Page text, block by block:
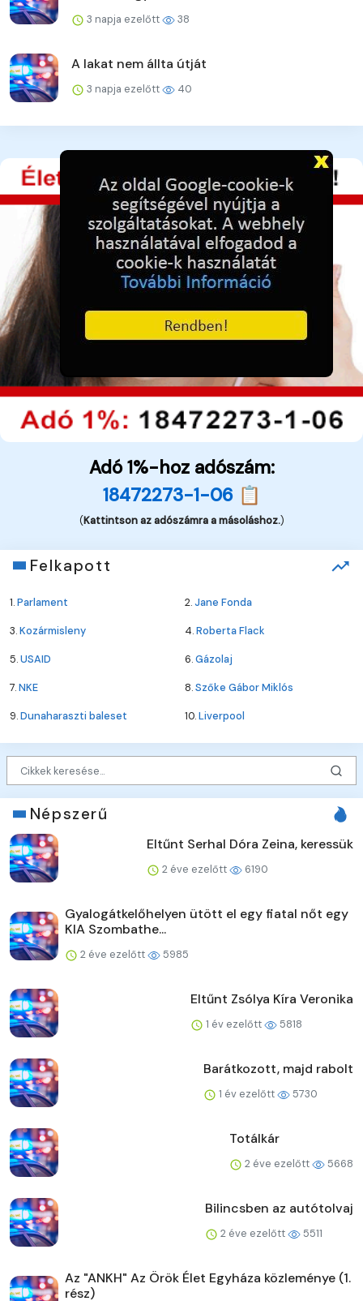
3 napja ezelőtt 38
A lakat nem állta útját
3 napja ezelőtt 40
Adó 1%-hoz adószám:
18472273-1-06 📋
(Kattintson az adószámra a másoláshoz.)
Felkapott
1.Parlament 2.Jane Fonda
3.Kozármisleny 4.Roberta Flack
5.USAID 6.Gázolaj
7.NKE 8.Szőke Gábor Miklós
9.Dunaharaszti baleset 10.Liverpool
Népszerű
Eltűnt Serhal Dóra Zeina, keressük
2 éve ezelőtt 6190
Gyalogátkelőhelyen ütött el egy fiatal nőt egy
KIA Szombathe...
2 éve ezelőtt 5985
Eltűnt Zsólya Kíra Veronika
1 év ezelőtt 5818
Barátkozott, majd rabolt
1 év ezelőtt 5730
Totálkár
2 éve ezelőtt 5668
Bilincsben az autótolvaj
2 éve ezelőtt 5511
Az "ANKH" Az Örök Élet Egyháza közleménye (1.
rész)